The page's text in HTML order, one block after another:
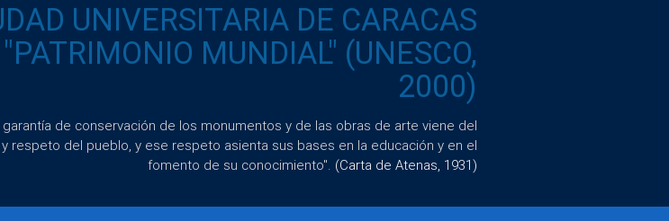
UNIVERSITARIA DE CARACAS
"PATRIMONIO MUNDIAL" (UNESCO,
2000)
garantía de conservación de los monumentos y de las obras de arte viene del
respeto del pueblo, y ese respeto asienta sus bases en la educación y en el
fomento de su conocimiento". (Carta de Atenas, 1931)